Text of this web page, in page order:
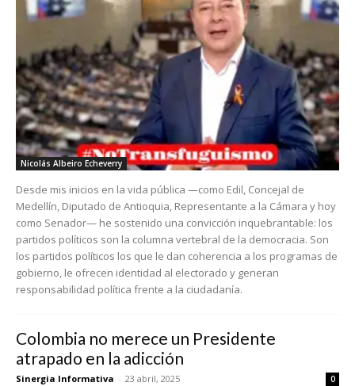
Nicolás Albeiro Echeverry
Desde mis inicios en la vida pública —como Edil, Concejal de
Medellín, Diputado de Antioquia, Representante a la Cámara y hoy
como Senador— he sostenido una convicción inquebrantable: los
partidos políticos son la columna vertebral de la democracia. Son
los partidos políticos los que le dan coherencia a los programas de
gobierno, le ofrecen identidad al electorado y generan
responsabilidad política frente a la ciudadanía.
Colombia no merece un Presidente
atrapado en la adicción
Sinergia Informativa - 23 abril, 2025 0